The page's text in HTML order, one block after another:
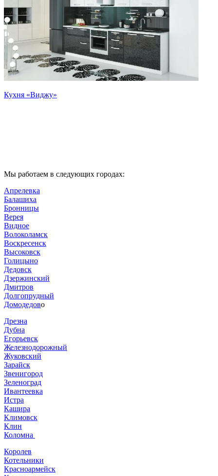
Кухня «Виджу»
Мы работаем в следующих городах:
Апрелевка
Балашиха
Бронницы
Верея
Видное
Волоколамск
Воскресенск
Высоковск
Голицыно
Дедовск
Дзержинский
Дмитров
Долгопрудный
Домодедово
Дрезна
Дубна
Егорьевск
Железнодорожный
Жуковский
Зарайск
Звенигород
Зеленоград
Ивантеевка
Истра
Кашира
Климовск
Клин
Коломна
Королев
Котельники
Красноармейск